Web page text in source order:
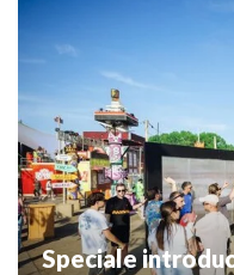
Speciale